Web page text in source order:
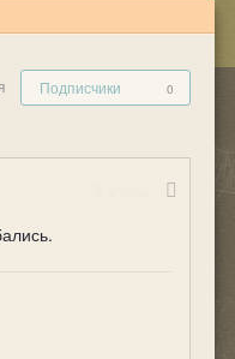
Подписчики 0